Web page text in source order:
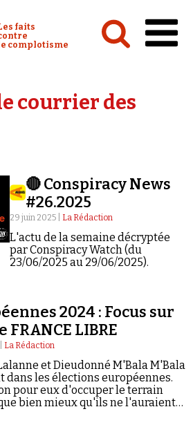
Watch :
faits
complotisme
de presse
un don
courrier des
🔴 Conspiracy News
#26.2025
29 juin 2025 | La Rédaction
L'actu de la semaine décryptée
par Conspiracy Watch (du
23/06/2025 au 29/06/2025).
2024 : Focus sur
FRANCE LIBRE
La Rédaction
et Dieudonné M'Bala M'Bala
dans les élections européennes.
pour eux d'occuper le terrain
bien mieux qu'ils ne l'auraient